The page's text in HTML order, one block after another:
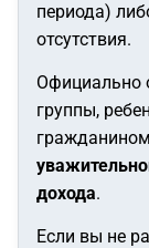
периода)
отсутствия.
Официально
группы,
дохода.
Если вы не